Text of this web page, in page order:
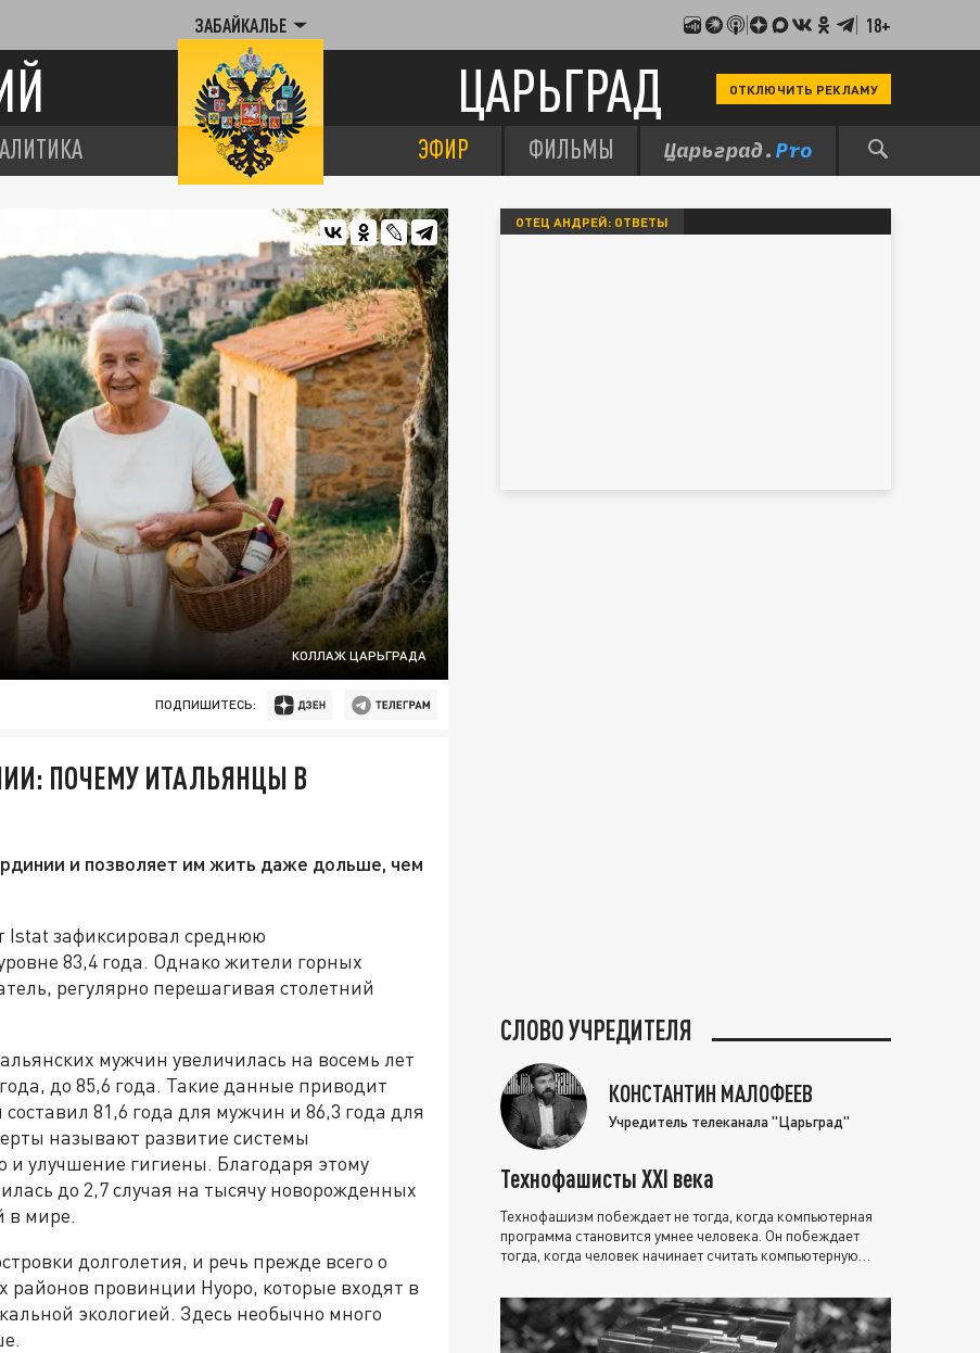
ЗАБАЙКАЛЬЕ 18+
ЦАРЬГРАД ОТКЛЮЧИТЬ РЕКЛАМУ
ЭФИР ФИЛЬМЫ
КОЛЛАЖ ЦАРЬГРАДА
ПОДПИШИТЕСЬ:
ПОЧЕМУ ИТАЛЬЯНЦЫ В
и позволяет им жить даже дольше, чем
Istat зафиксировал среднюю
83,4 года. Однако жители горных
регулярно перешагивая столетний
мужчин увеличилась на восемь лет
до 85,6 года. Такие данные приводит
81,6 года для мужчин и 86,3 года для
называют развитие системы
улучшение гигиены. Благодаря этому
до 2,7 случая на тысячу новорожденных
в мире.
долголетия, и речь прежде всего о
районов провинции Нуоро, которые входят в
экологией. Здесь необычно много
ОТЕЦ АНДРЕЙ: ОТВЕТЫ
СЛОВО УЧРЕДИТЕЛЯ
КОНСТАНТИН МАЛОФЕЕВ
Учредитель телеканала "Царьград"
Технофашисты XXI века
Технофашизм побеждает не тогда, когда компьютерная
программа становится умнее человека. Он побеждает
тогда, когда человек начинает считать компьютерную